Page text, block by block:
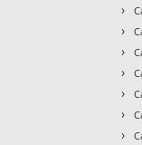
›
›
›
›
›
›
›